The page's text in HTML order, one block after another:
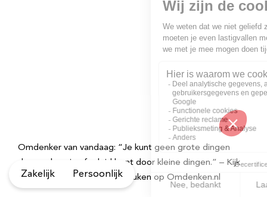
Omdenker van vandaag: “Je kunt geen grote dingen
doen zolang je afgeleid bent door kleine dingen.” – Kijk
voor meer inspirerende spreuken op Omdenken.nl
Zakelijk Persoonlijk